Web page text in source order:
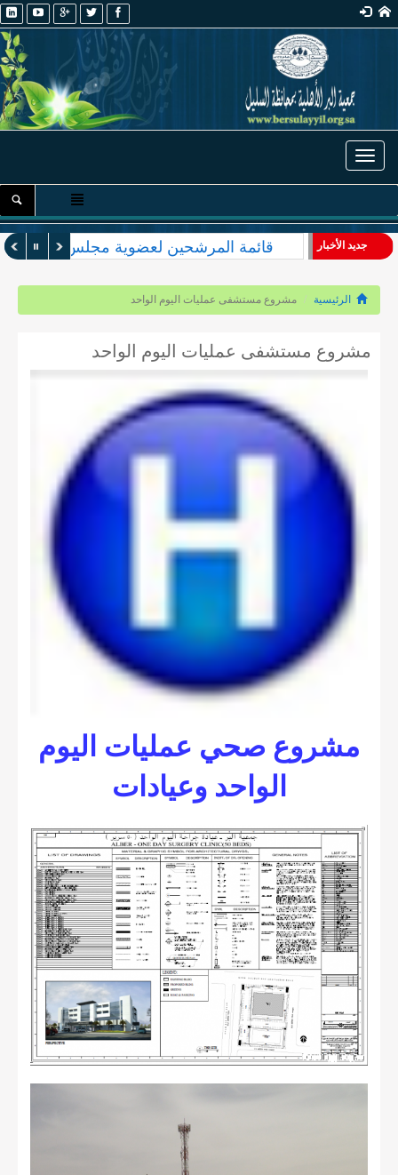
Toggle navigation
جديد الأخبار قائمة المرشحين لعضوية مجلس الإدارة
الرئيسية مشروع مستشفى عمليات اليوم الواحد
مشروع مستشفى عمليات اليوم الواحد
مشروع صحي عمليات اليوم
الواحد وعيادات